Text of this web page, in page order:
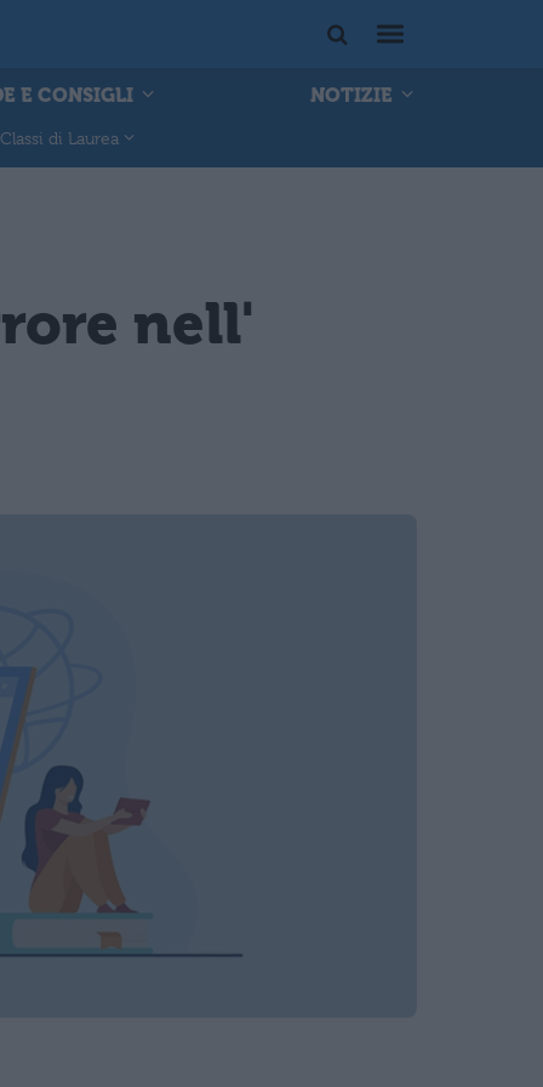
E CONSIGLI NOTIZIE
Classi di Laurea
nell'